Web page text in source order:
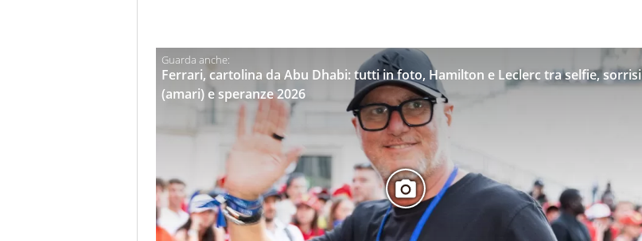
Ferrari, cartolina da Abu Dhabi: tutti in foto, Hamilton e Leclerc tra selfie, sorrisi
(amari) e speranze 2026